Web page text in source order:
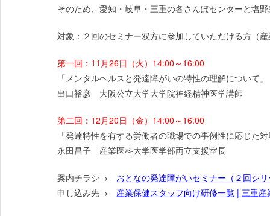
そのため、愛知・岐阜・三重の各さんぽセンターと塩
対象：２回のセミナー双方に参加していただける方（
第一回：11月26日（火）14:00～16:00
「メンタルヘルスと発達障がいの特性の理解について」
出口裕彦 大阪公立大学大学院神経精神医学講師
第二回：12月20日（金）14:00～16:00
「発達特性を有する労働者の職場での事例性に応じた
永田昌子 産業医科大学医学部両立支援室長
案内チラシ→ おとなの発達障がいセミナー（２回シ
申し込み先→ 産業保健スタッフ向け研修一覧 | 三重